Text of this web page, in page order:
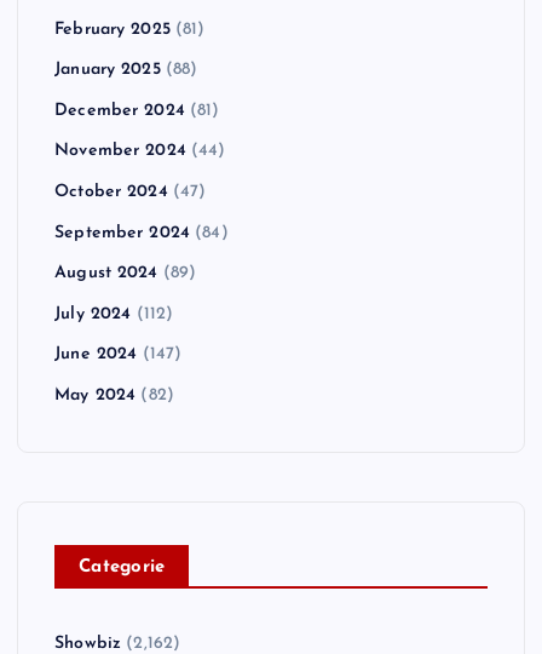
February 2025(81)
January 2025(88)
December 2024 (81)
November 2024 (44)
October 2024 (47)
September 2024 (84)
August 2024 (89)
July 2024 (112)
June 2024 (147)
May 2024 (82)
Categorie
Showbiz (2,162)